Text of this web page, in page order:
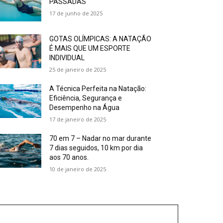
PASSADAS
17 de junho de 2025
GOTAS OLÍMPICAS: A NATAÇÃO
É MAIS QUE UM ESPORTE
INDIVIDUAL
25 de janeiro de 2025
A Técnica Perfeita na Natação:
Eficiência, Segurança e
Desempenho na Água
17 de janeiro de 2025
70 em 7 – Nadar no mar durante
7 dias seguidos, 10 km por dia
aos 70 anos.
10 de janeiro de 2025